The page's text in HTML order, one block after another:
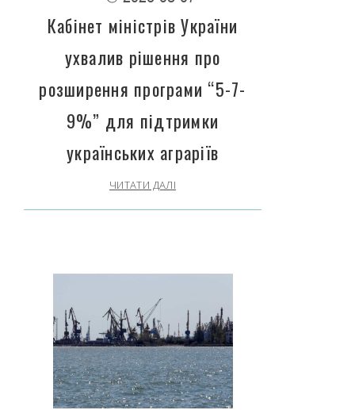
Кабінет міністрів України
ухвалив рішення про
розширення програми “5-7-
9%” для підтримки
українських аграріїв
ЧИТАТИ ДАЛІ